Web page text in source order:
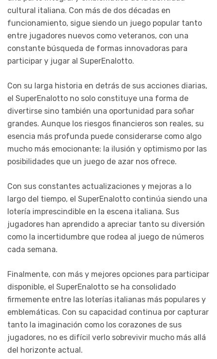
cultural italiana. Con más de dos décadas en
funcionamiento, sigue siendo un juego popular tanto
entre jugadores nuevos como veteranos, con una
constante búsqueda de formas innovadoras para
participar y jugar al SuperEnalotto.
Con su larga historia en detrás de sus acciones diarias,
el SuperEnalotto no solo constituye una forma de
divertirse sino también una oportunidad para soñar
grandes. Aunque los riesgos financieros son reales, su
esencia más profunda puede considerarse como algo
mucho más emocionante: la ilusión y optimismo por las
posibilidades que un juego de azar nos ofrece.
Con sus constantes actualizaciones y mejoras a lo
largo del tiempo, el SuperEnalotto continúa siendo una
lotería imprescindible en la escena italiana. Sus
jugadores han aprendido a apreciar tanto su diversión
como la incertidumbre que rodea al juego de números
cada semana.
Finalmente, con más y mejores opciones para participar
disponible, el SuperEnalotto se ha consolidado
firmemente entre las loterías italianas más populares y
emblemáticas. Con su capacidad continua por capturar
tanto la imaginación como los corazones de sus
jugadores, no es difícil verlo sobrevivir mucho más allá
del horizonte actual.